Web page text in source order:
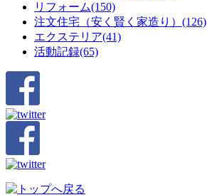
リフォーム(150)
注文住宅（安く賢く家造り）(126)
エクステリア(41)
活動記録(65)